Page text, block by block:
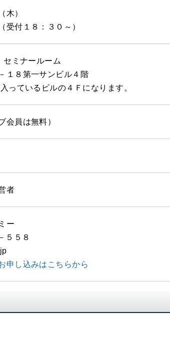
木）
受付１８：３０～）
ミナールーム
１８第一サンビル４階
っているビルの４Ｆになります。
会員は無料）
者
ー
５５８
申し込みはこちらから